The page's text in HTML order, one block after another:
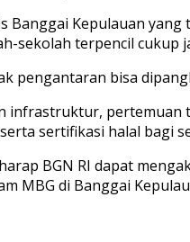
Banggai Kepulauan
sekolah terpencil cukup
pengantaran bisa
infrastruktur,
sertifikasi halal bagi
BGN RI dapat
MBG di Banggai